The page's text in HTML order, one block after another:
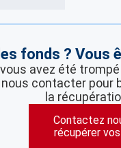
fonds ? Vous
avez été
contacter
la
Contactez
récupérer